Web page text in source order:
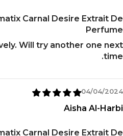
Carnal Desire Extrait De
Perfume
Will try another one next
time.
04/04/2024
Aisha Al-Harbi
Carnal Desire Extrait De